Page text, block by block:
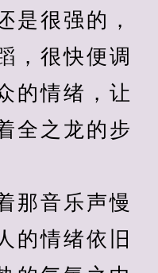
很强的，
，很快便调
的情绪，让
全之龙的步
音乐声慢
的情绪依旧